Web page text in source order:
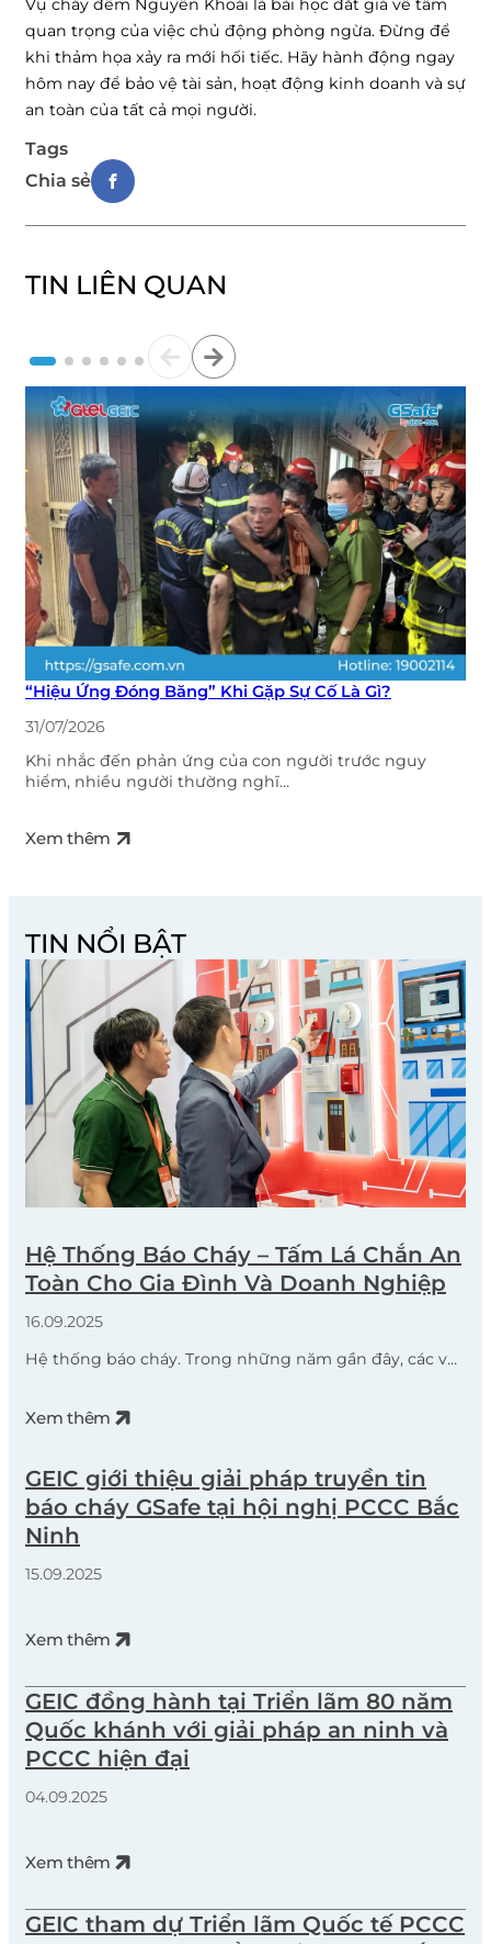
quan trọng của việc chủ động phòng ngừa. Đừng để
khi thảm họa xảy ra mới hối tiếc. Hãy hành động ngay
hôm nay để bảo vệ tài sản, hoạt động kinh doanh và sự
an toàn của tất cả mọi người.
Tags
Chia sẻ
TIN LIÊN QUAN
“Hiệu Ứng Đóng Băng” Khi Gặp Sự Cố Là Gì?
31/07/2026
Khi nhắc đến phản ứng của con người trước nguy
hiểm, nhiều người thường nghĩ…
Xem thêm
TIN NỔI BẬT
Hệ Thống Báo Cháy – Tấm Lá Chắn An
Toàn Cho Gia Đình Và Doanh Nghiệp
16.09.2025
Hệ thống báo cháy. Trong những năm gần đây, các vụ
lại hậu quả nặng nề về người và tài sản. Nguyên nhân
nhiệt, hoặc thiếu kiểm tra an toàn định […]
Xem thêm
GEIC giới thiệu giải pháp truyền tin
báo cháy GSafe tại hội nghị PCCC Bắc
Ninh
15.09.2025
Xem thêm
GEIC đồng hành tại Triển lãm 80 năm
Quốc khánh với giải pháp an ninh và
PCCC hiện đại
04.09.2025
Xem thêm
GEIC tham dự Triển lãm Quốc tế PCCC